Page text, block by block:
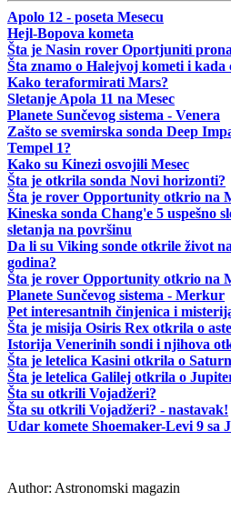
Apolo 12 - poseta Mesecu
Hejl-Bopova kometa
Šta je Nasin rover Oportjuniti
Šta znamo o Halejvoj kometi i kada
Kako teraformirati Mars?
Sletanje Apola 11 na Mesec
Planete Sunčevog sistema - Venera
Zašto se svemirska sonda Deep
Tempel 1?
Kako su Kinezi osvojili Mesec
Šta je otkrila sonda Novi horizonti?
Šta je rover Opportunity otkrio na
Kineska sonda Chang'e 5 uspešno
sletanja na površinu
Da li su Viking sonde otkrile život
godina?
Šta je rover Opportunity otkrio na
Planete Sunčevog sistema - Merkur
Pet interesantnih činjenica i
Šta je misija Osiris Rex otkrila o
Istorija Venerinih sondi i njihova
Šta je letelica Kasini otkrila o
Šta je letelica Galilej otkrila o
Šta su otkrili Vojadžeri?
Šta su otkrili Vojadžeri? - nastavak!
Udar komete Shoemaker-Levi 9 sa
Author: Astronomski magazin